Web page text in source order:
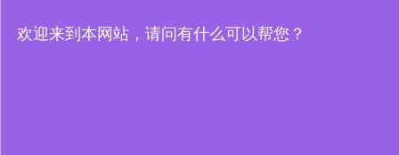
欢迎来到本网站，请问有什么可以帮您？